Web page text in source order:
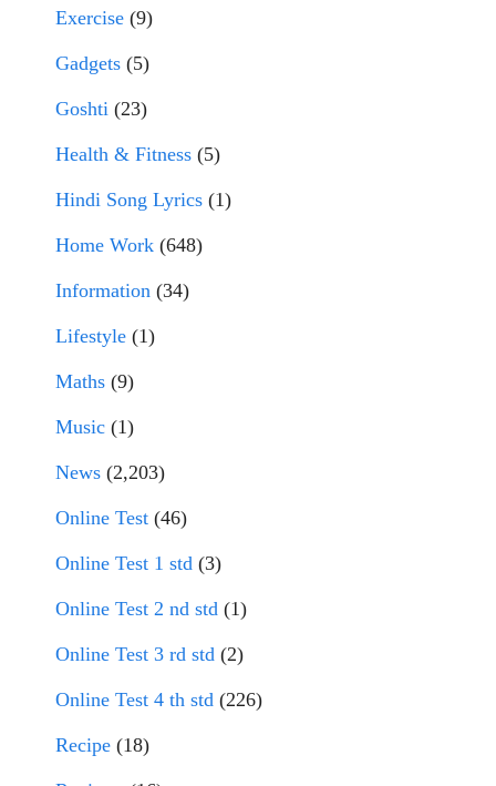
Exercise (9)
Gadgets (5)
Goshti (23)
Health & Fitness (5)
Hindi Song Lyrics (1)
Home Work (648)
Information (34)
Lifestyle (1)
Maths (9)
Music (1)
News (2,203)
Online Test (46)
Online Test 1 std (3)
Online Test 2 nd std (1)
Online Test 3 rd std (2)
Online Test 4 th std (226)
Recipe (18)